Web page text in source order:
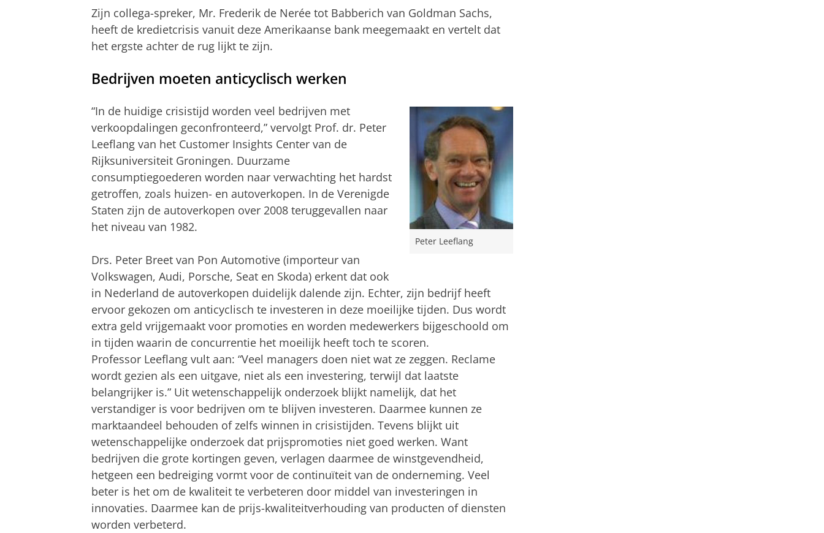
Zijn collega-spreker, Mr. Frederik de Nerée tot Babberich van Goldman Sachs,
heeft de kredietcrisis vanuit deze Amerikaanse bank meegemaakt en vertelt dat
het ergste achter de rug lijkt te zijn.
Bedrijven moeten anticyclisch werken
Peter Leeflang
“In de huidige crisistijd worden veel bedrijven met
verkoopdalingen geconfronteerd,” vervolgt Prof. dr. Peter
Leeflang van het Customer Insights Center van de
Rijksuniversiteit Groningen. Duurzame
consumptiegoederen worden naar verwachting het hardst
getroffen, zoals huizen- en autoverkopen. In de Verenigde
Staten zijn de autoverkopen over 2008 teruggevallen naar
het niveau van 1982.
Drs. Peter Breet van Pon Automotive (importeur van
Volkswagen, Audi, Porsche, Seat en Skoda) erkent dat ook
in Nederland de autoverkopen duidelijk dalende zijn. Echter, zijn bedrijf heeft
ervoor gekozen om anticyclisch te investeren in deze moeilijke tijden. Dus wordt
extra geld vrijgemaakt voor promoties en worden medewerkers bijgeschoold om
in tijden waarin de concurrentie het moeilijk heeft toch te scoren.
Professor Leeflang vult aan: “Veel managers doen niet wat ze zeggen. Reclame
wordt gezien als een uitgave, niet als een investering, terwijl dat laatste
belangrijker is.” Uit wetenschappelijk onderzoek blijkt namelijk, dat het
verstandiger is voor bedrijven om te blijven investeren. Daarmee kunnen ze
marktaandeel behouden of zelfs winnen in crisistijden. Tevens blijkt uit
wetenschappelijke onderzoek dat prijspromoties niet goed werken. Want
bedrijven die grote kortingen geven, verlagen daarmee de winstgevendheid,
hetgeen een bedreiging vormt voor de continuïteit van de onderneming. Veel
beter is het om de kwaliteit te verbeteren door middel van investeringen in
innovaties. Daarmee kan de prijs-kwaliteitverhouding van producten of diensten
worden verbeterd.